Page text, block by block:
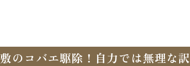
のコバエ駆除！自力では無理な訳